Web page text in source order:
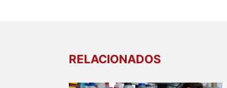
RELACIONADOS